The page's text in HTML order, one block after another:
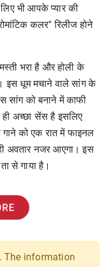
भी आपके प्यार की
कलर" रिलीज होने
भरा है और होली के
इस धूम मचाने वाले सांग के
सांग को बनाने में काफी
अच्छा सेंस है इसलिए
को एक रात में फाइनल
अवतार नजर आएगा। इस
से गाया है।
The information